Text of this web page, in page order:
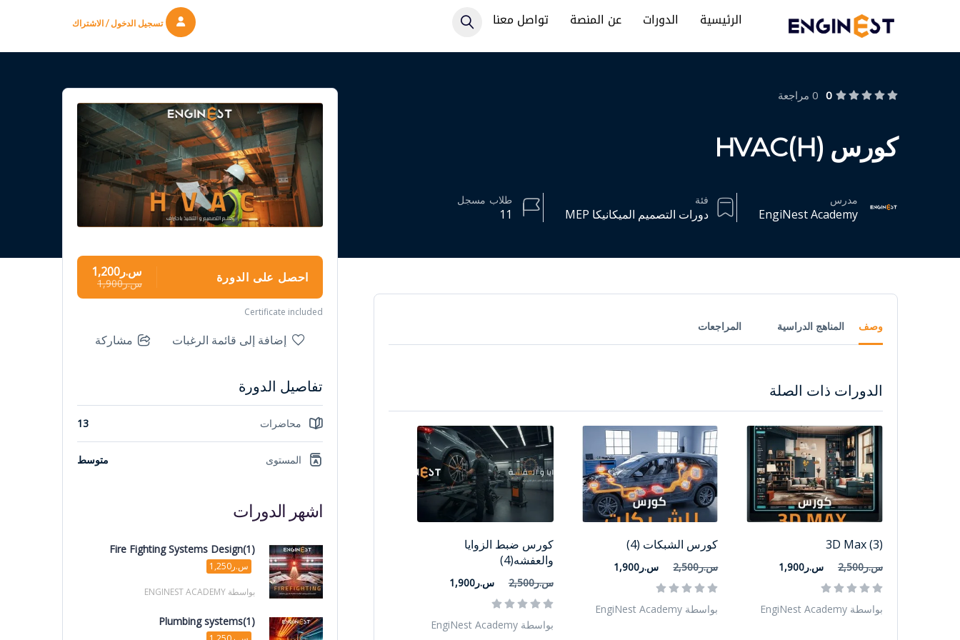
الرئيسية الدورات عن المنصة تواصل معنا تسجيل الدخول / الاشتراك
0 0 مراجعة
كورس HVAC(H)
مدرس
EngiNest Academy
فئة
دورات التصميم الميكانيكا MEP 11
طلاب مسجل
وصف المناهج الدراسية المراجعات
الدورات ذات الصلة
3D Max (3)
س.ر2,500 س.ر1,900
بواسطة EngiNest Academy
كورس الشبكات (4)
س.ر2,500 س.ر1,900
بواسطة EngiNest Academy
كورس ضبط الزوايا
والعفشه(4)
س.ر2,500 س.ر1,900
بواسطة EngiNest Academy
احصل على الدورة س.ر1,200
س.ر1,900
Certificate included
إضافة إلى قائمة الرغبات مشاركة
تفاصيل الدورة
محاضرات 13
المستوى متوسط
اشهر الدورات
Fire Fighting Systems Design(1)
س.ر1,250
بواسطة ENGINEST ACADEMY
Plumbing systems(1)